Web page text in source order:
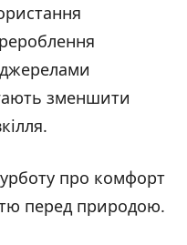
зменшити
про комфорт
перед природою.